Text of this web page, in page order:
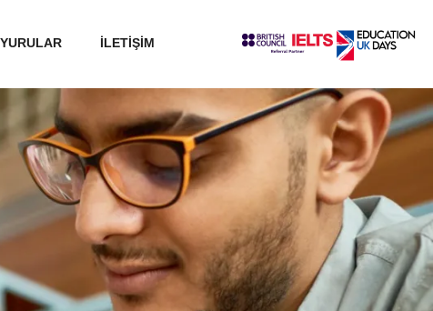
İLETİŞİM